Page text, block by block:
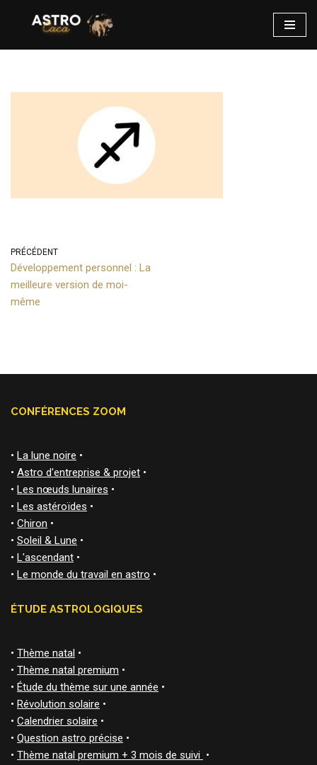
PRÉCÉDENT
Développement personnel : La
meilleure version de moi-
même
CONFÉRENCES ZOOM
• La lune noire •
• Astro d'entreprise & projet •
• Les nœuds lunaires •
• Les astéroïdes •
• Chiron •
• Soleil & Lune •
• L'ascendant •
• Le monde du travail en astro •
ÉTUDE ASTROLOGIQUES
• Thème natal •
• Thème natal premium •
• Étude du thème sur une année •
• Révolution solaire •
• Calendrier solaire •
• Question astro précise •
• Thème natal premium + 3 mois de suivi •